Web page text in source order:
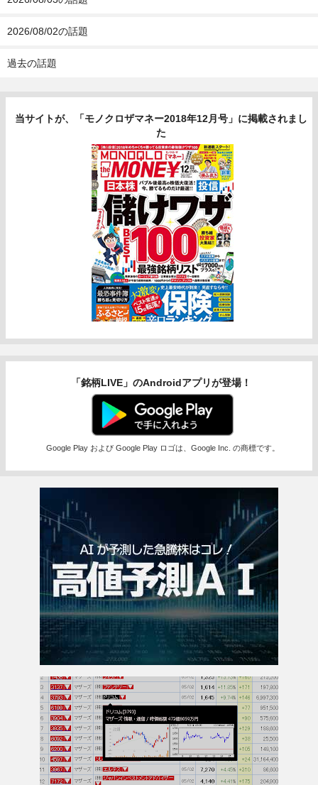
2026/08/02の話題
過去の話題
当サイトが、「モノクロザマネー2018年12月号」に掲載されまし
た
「銘柄LIVE」のAndroidアプリが登場！
Google Play および Google Play ロゴは、Google Inc. の商標です。